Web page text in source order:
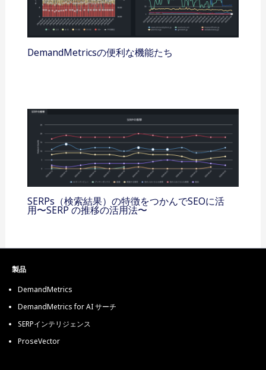
DemandMetricsの便利な機能たち
SERPs（検索結果）の特徴をつかんでSEOに活
用〜SERP の推移の活用法〜
製品
DemandMetrics
DemandMetrics for AI サーチ
SERPインテリジェンス
ProseVector